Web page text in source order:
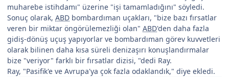
muharebe istihdamı" üzerine "işi tamamladığını" söyledi.
Sonuç olarak, ABD bombardıman uçakları, "bize bazı fırsatlar
veren bir miktar öngörülemezliği olan" ABD'den daha fazla
gidiş-dönüş uçuş yapıyorlar ve bombardıman görev kuvvetleri
olarak bilinen daha kısa süreli denizaşırı konuşlandırmalar
bize "veriyor" farklı bir fırsatlar dizisi, "dedi Ray.
Ray, "Pasifik'e ve Avrupa'ya çok fazla odaklandık," diye ekledi.